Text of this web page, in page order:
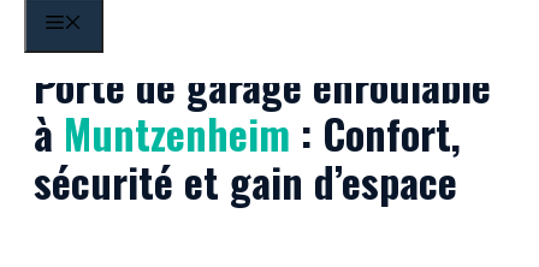
Porte de garage enroulable
à Muntzenheim : Confort,
sécurité et gain d’espace